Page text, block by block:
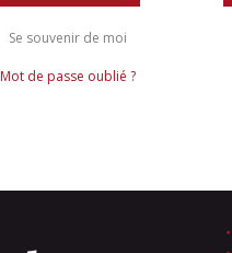
Se souvenir de moi
Mot de passe oublié ?